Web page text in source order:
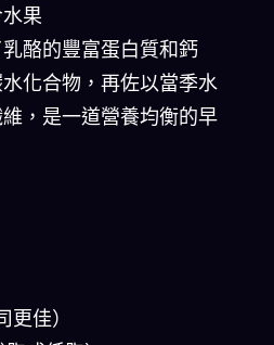
果
酪的豐富蛋白質和鈣
化合物，再佐以當季水
，是一道營養均衡的早
佳）